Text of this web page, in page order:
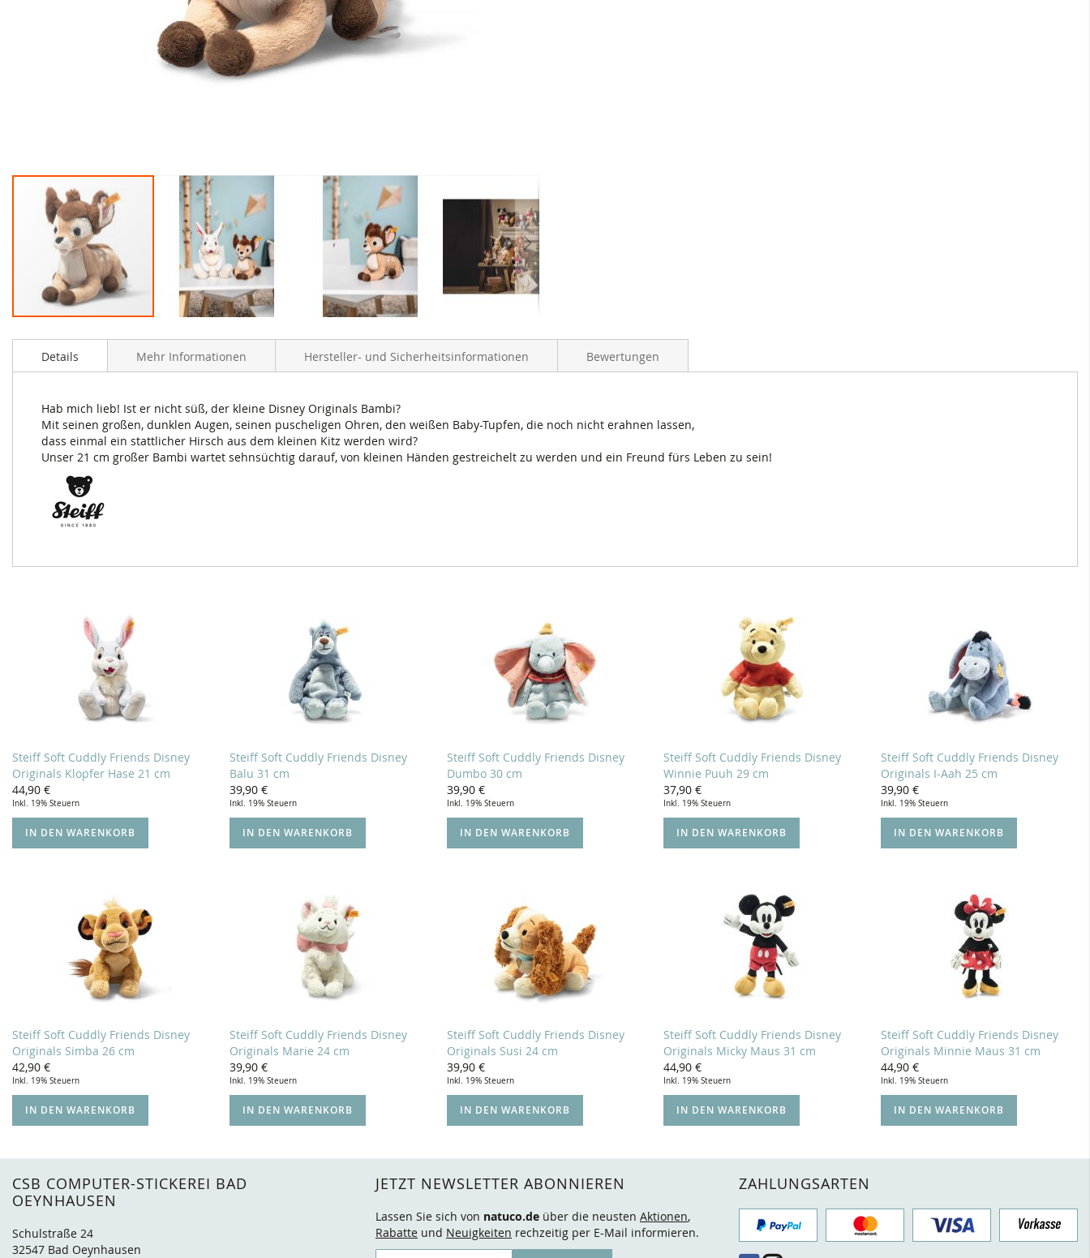
Anfang
Bildergalerie
Details
Hab mich lieb! Ist er nicht süß, der kleine Disney Originals Bambi?
Mit seinen großen, dunklen Augen, seinen puscheligen Ohren, den weißen Baby-Tupfen, die noch nicht erahnen lassen,
dass einmal ein stattlicher Hirsch aus dem kleinen Kitz werden wird?
Unser 21 cm großer Bambi wartet sehnsüchtig darauf, von kleinen Händen gestreichelt zu werden und ein Freund fürs Leben zu sein!
Mehr Informationen Hersteller- und Sicherheitsinformationen Bewertungen
Steiff Soft Cuddly Friends Disney
Originals Klopfer Hase 21 cm
44,90 €
Inkl. 19% Steuern
IN DEN WARENKORB
Steiff Soft Cuddly Friends Disney
Balu 31 cm
39,90 €
Inkl. 19% Steuern
IN DEN WARENKORB
Steiff Soft Cuddly Friends Disney
Dumbo 30 cm
39,90 €
Inkl. 19% Steuern
IN DEN WARENKORB
Steiff Soft Cuddly Friends Disney
Winnie Puuh 29 cm
37,90 €
Inkl. 19% Steuern
IN DEN WARENKORB
Steiff Soft Cuddly Friends Disney
Originals I-Aah 25 cm
39,90 €
Inkl. 19% Steuern
IN DEN WARENKORB
Steiff Soft Cuddly Friends Disney
Originals Simba 26 cm
42,90 €
Inkl. 19% Steuern
IN DEN WARENKORB
Steiff Soft Cuddly Friends Disney
Originals Marie 24 cm
39,90 €
Inkl. 19% Steuern
IN DEN WARENKORB
Steiff Soft Cuddly Friends Disney
Originals Susi 24 cm
39,90 €
Inkl. 19% Steuern
IN DEN WARENKORB
Steiff Soft Cuddly Friends Disney
Originals Micky Maus 31 cm
44,90 €
Inkl. 19% Steuern
IN DEN WARENKORB
Steiff Soft Cuddly Friends Disney
Originals Minnie Maus 31 cm
44,90 €
Inkl. 19% Steuern
IN DEN WARENKORB
CSB COMPUTER-STICKEREI BAD
OEYNHAUSEN
Schulstraße 24
32547 Bad Oeynhausen
JETZT NEWSLETTER ABONNIEREN
Lassen Sie sich von natuco.de über die neusten Aktionen,
Rabatte und Neuigkeiten rechzeitig per E-Mail informieren.
ZAHLUNGSARTEN